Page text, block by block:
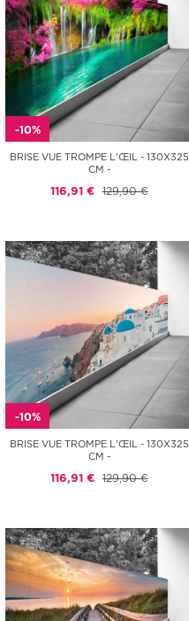
-10%
BRISE VUE TROMPE L'ŒIL - 130X325
CM -
116,91 € 129,90 €
-10%
BRISE VUE TROMPE L'ŒIL - 130X325
CM -
116,91 € 129,90 €